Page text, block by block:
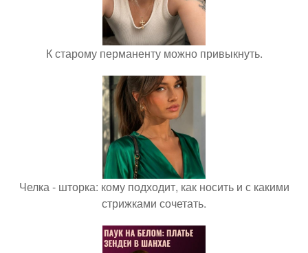
К старому перманенту можно привыкнуть.
Челка - шторка: кому подходит, как носить и с какими
стрижками сочетать.